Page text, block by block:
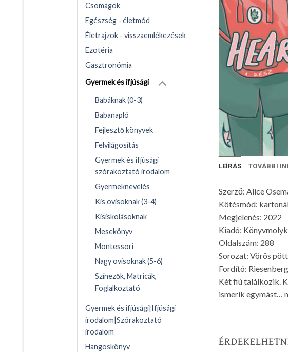
Csomagok
Egészség - életmód
Életrajzok - visszaemlékezések
Ezotéria
Gasztronómia
Gyermek és ifjúsági
Babáknak (0-3)
Babanapló
Fejlesztő könyvek
Felvilágosítás
Gyermek és ifjúsági
szórakoztató irodalom
Gyermeknevelés
Kis ovisoknak (3-4)
Kisiskolásoknak
Mesekönyv
Montessori
Nagy ovisoknak (5-6)
Színezők, Matricák,
Foglalkoztató
Gyermek és ifjúsági|Ifjúsági
irodalom|Szórakoztató
irodalom
Hangoskönyv
LEÍRÁS TOVÁBBI
Szerző: Alice
Kötésmód:
Megjelenés: 2022
Kiadó:
Oldalszám: 288
Sorozat: Vörös
Fordító:
Két fiú találkozik.
ismerik egymást…